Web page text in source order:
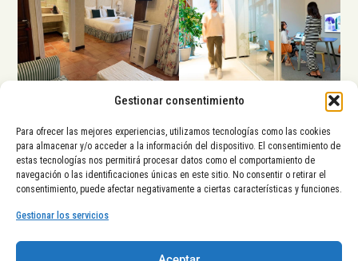
Gestionar consentimiento
Para ofrecer las mejores experiencias, utilizamos tecnologías como las cookies
para almacenar y/o acceder a la información del dispositivo. El consentimiento de
estas tecnologías nos permitirá procesar datos como el comportamiento de
navegación o las identificaciones únicas en este sitio. No consentir o retirar el
consentimiento, puede afectar negativamente a ciertas características y funciones.
Gestionar los servicios
The Manor House Kora Green City
La Diputación Foral de Álava,
el Ayuntamiento de Vitoria-
Gasteiz y el Gobierno Vasco
tienen el placer de presentarte
posicionamiento turístico en el